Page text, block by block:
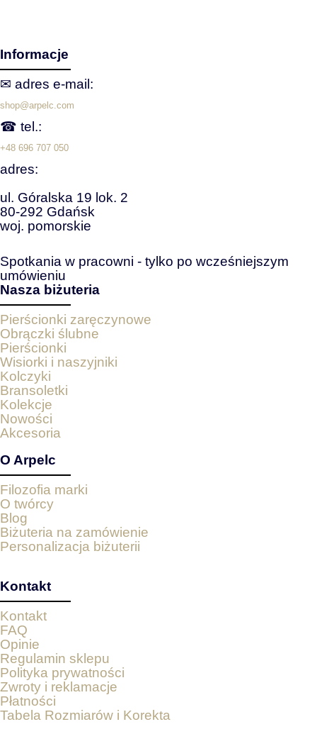
Informacje
✉ adres e‑mail:
shop@arpelc.com
☎ tel.:
+48 696 707 050
adres:
ul. Góralska 19 lok. 2
80-292 Gdańsk
woj. pomorskie
Spotkania w pracowni - tylko po wcześniejszym
umówieniu
Nasza biżuteria
Pierścionki zaręczynowe
Obrączki ślubne
Pierścionki
Wisiorki i naszyjniki
Kolczyki
Bransoletki
Kolekcje
Nowości
Akcesoria
O Arpelc
Filozofia marki
O twórcy
Blog
Biżuteria na zamówienie
Personalizacja biżuterii
Kontakt
Kontakt
FAQ
Opinie
Regulamin sklepu
Polityka prywatności
Zwroty i reklamacje
Płatności
Tabela Rozmiarów i Korekta